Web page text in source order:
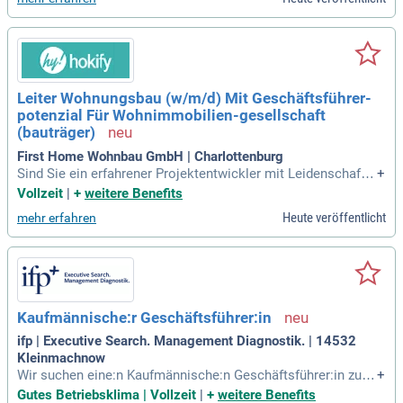
Orientierung und Loyalität zum Geschäftsführer
Leiter Wohnungsbau (w/m/d) Mit Geschäftsführer-
potenzial Für Wohnimmobilien-gesellschaft
(bauträger)
First Home Wohnbau GmbH | Charlottenburg
Sind Sie ein erfahrener Projektentwickler mit Leidenschaft f
ür den Immobilienvertrieb in Berlin? Suchen Sie eine neue H
ngsrolle an? Dann bewerben Sie sich jetzt für spannende M
öglichkeiten in unserem Unternehmen!
+
Vollzeit | + weitere Benefits
mehr erfahren Heute veröffentlicht
Kaufmännische:r Geschäftsführer:in
ifp | Executive Search. Management Diagnostik. | 14532
Kleinmachnow
Wir suchen eine:n Kaufmännische:n Geschäftsführer:in zur
Stärkung unserer Organisation. In dieser Schlüsselposition
+
Gutes Betriebsklima | Vollzeit | + weitere Benefits